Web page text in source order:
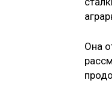
Она